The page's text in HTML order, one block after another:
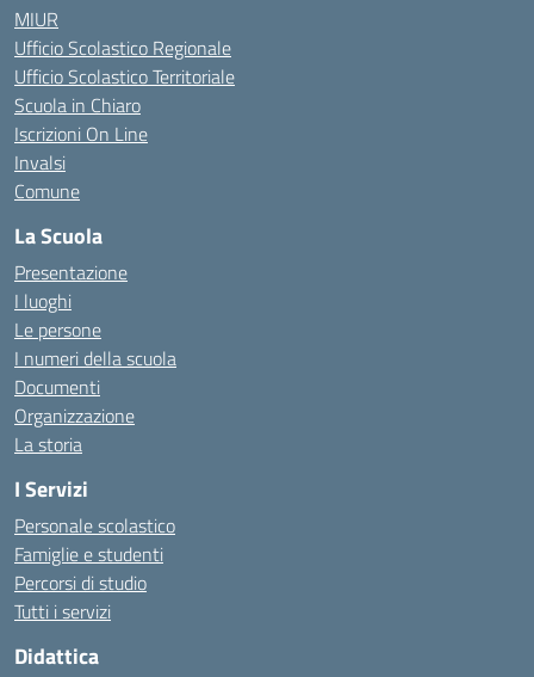
MIUR
Ufficio Scolastico Regionale
Ufficio Scolastico Territoriale
Scuola in Chiaro
Iscrizioni On Line
Invalsi
Comune
La Scuola
Presentazione
I luoghi
Le persone
I numeri della scuola
Documenti
Organizzazione
La storia
I Servizi
Personale scolastico
Famiglie e studenti
Percorsi di studio
Tutti i servizi
Didattica